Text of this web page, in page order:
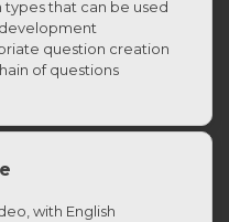
that can be used
question creation
of questions
with English